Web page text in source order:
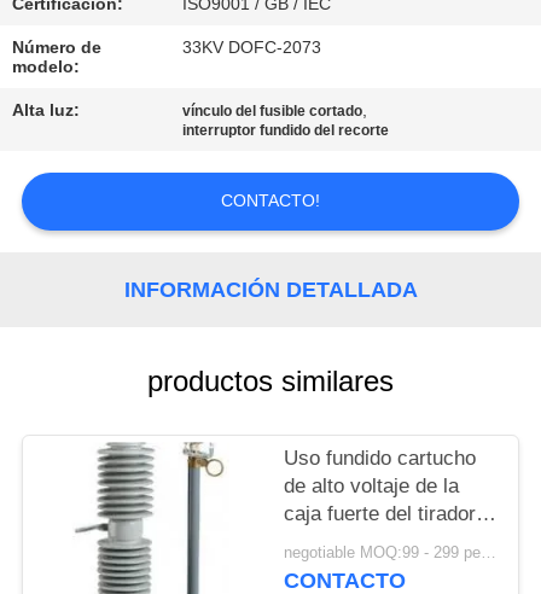
EN
CONTACTO
PIDA
PRIVACY
POLICY
Certificación: ISO9001 / GB / IEC
Número de
modelo:
33KV DOFC-2073
Alta luz: vínculo del fusible cortado,
interruptor fundido del recorte
CONTACTO!
INFORMACIÓN DETALLADA
productos similares
Uso fundido cartucho
de alto voltaje de la
caja fuerte del tirador
del fusible del
interruptor del recorte
negotiable MOQ:99 - 299 pedazos
CONTACTO